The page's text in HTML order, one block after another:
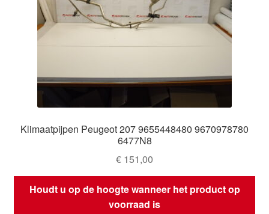
Klimaatpijpen Peugeot 207 9655448480 9670978780
6477N8
€ 151,00
Houdt u op de hoogte wanneer het product op
voorraad is